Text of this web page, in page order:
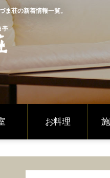
ま荘の新着情報一覧。
お料理